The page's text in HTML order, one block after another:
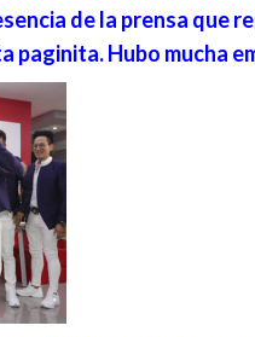
de la prensa que
paginita. Hubo mucha